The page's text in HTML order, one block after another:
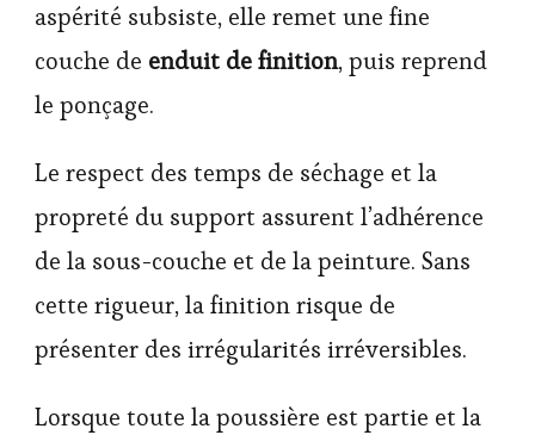
aspérité subsiste, elle remet une fine
couche de enduit de finition, puis reprend
le ponçage.
Le respect des temps de séchage et la
propreté du support assurent l’adhérence
de la sous-couche et de la peinture. Sans
cette rigueur, la finition risque de
présenter des irrégularités irréversibles.
Lorsque toute la poussière est partie et la